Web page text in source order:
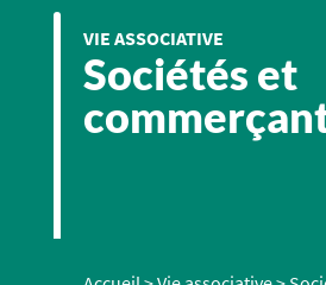
VIE ASSOCIATIVE
Sociétés et